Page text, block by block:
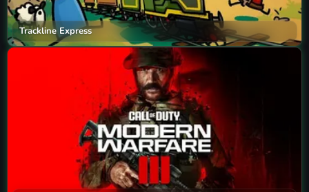
Trackline Express